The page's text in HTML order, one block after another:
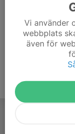
Vi använder
webbplats
även för